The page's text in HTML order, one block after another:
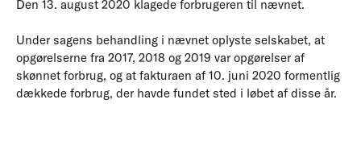
Den 13. august 2020 klagede forbrugeren til nævnet.
Under sagens behandling i nævnet oplyste selskabet, at
opgørelserne fra 2017, 2018 og 2019 var opgørelser af
skønnet forbrug, og at fakturaen af 10. juni 2020 formentlig
dækkede forbrug, der havde fundet sted i løbet af disse år.